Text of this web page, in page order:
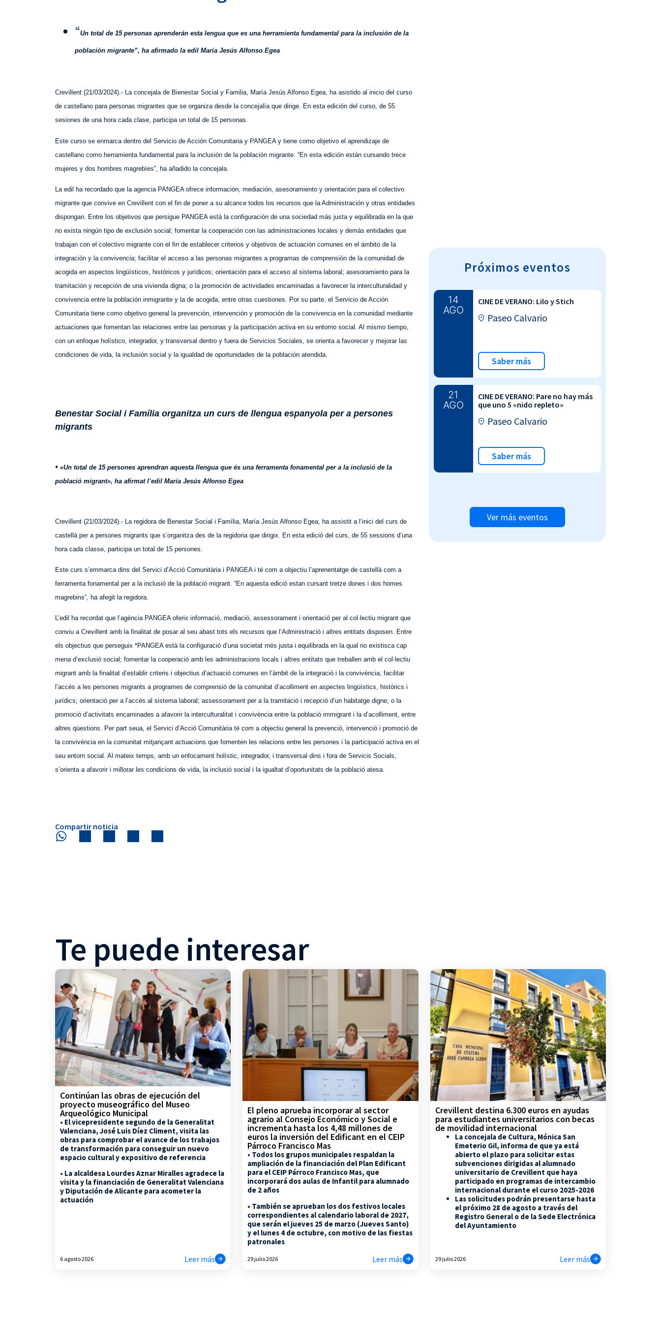
“Un total de 15 personas aprenderán esta lengua que es una herramienta fundamental para la inclusión de la
población migrante”, ha afirmado la edil María Jesús Alfonso Egea
Crevillent (21/03/2024).- La concejala de Bienestar Social y Familia, María Jesús Alfonso Egea, ha asistido al inicio del curso
de castellano para personas migrantes que se organiza desde la concejalía que dirige. En esta edición del curso, de 55
sesiones de una hora cada clase, participa un total de 15 personas.
Este curso se enmarca dentro del Servicio de Acción Comunitaria y PANGEA y tiene como objetivo el aprendizaje de
castellano como herramienta fundamental para la inclusión de la población migrante. “En esta edición están cursando trece
mujeres y dos hombres magrebíes”, ha añadido la concejala.
La edil ha recordado que la agencia PANGEA ofrece información, mediación, asesoramiento y orientación para el colectivo
migrante que convive en Crevillent con el fin de poner a su alcance todos los recursos que la Administración y otras entidades
dispongan. Entre los objetivos que persigue PANGEA está la configuración de una sociedad más justa y equilibrada en la que
no exista ningún tipo de exclusión social; fomentar la cooperación con las administraciones locales y demás entidades que
trabajan con el colectivo migrante con el fin de establecer criterios y objetivos de actuación comunes en el ámbito de la
integración y la convivencia; facilitar el acceso a las personas migrantes a programas de comprensión de la comunidad de
acogida en aspectos lingüísticos, históricos y jurídicos; orientación para el acceso al sistema laboral; asesoramiento para la
tramitación y recepción de una vivienda digna; o la promoción de actividades encaminadas a favorecer la interculturalidad y
convivencia entre la población inmigrante y la de acogida, entre otras cuestiones. Por su parte, el Servicio de Acción
Comunitaria tiene como objetivo general la prevención, intervención y promoción de la convivencia en la comunidad mediante
actuaciones que fomentan las relaciones entre las personas y la participación activa en su entorno social. Al mismo tiempo,
con un enfoque holístico, integrador, y transversal dentro y fuera de Servicios Sociales, se orienta a favorecer y mejorar las
condiciones de vida, la inclusión social y la igualdad de oportunidades de la población atendida.
Benestar Social i Família organitza un curs de llengua espanyola per a persones
migrants
• «Un total de 15 persones aprendran aquesta llengua que és una ferramenta fonamental per a la inclusió de la
població migrant», ha afirmat l’edil María Jesús Alfonso Egea
Crevillent (21/03/2024).- La regidora de Benestar Social i Família, María Jesús Alfonso Egea, ha assistit a l’inici del curs de
castellà per a persones migrants que s’organitza des de la regidoria que dirigix. En esta edició del curs, de 55 sessions d’una
hora cada classe, participa un total de 15 persones.
Este curs s’emmarca dins del Servici d’Acció Comunitària i PANGEA i té com a objectiu l’aprenentatge de castellà com a
ferramenta fonamental per a la inclusió de la població migrant. “En aquestaedició estan cursant tretze dones i dos homes
magrebins”, ha afegit la regidora.
L’edil ha recordat que l’agència PANGEA oferix informació, mediació, assessorament i orientació per al col·lectiu migrant que
conviu a Crevillent amb la finalitat de posar al seu abast tots els recursos que l’Administració i altres entitats disposen. Entre
els objectius que perseguix *PANGEA està la configuració d’una societat més justa i equilibrada en la qual no existisca cap
mena d’exclusió social; fomentar la cooperació amb les administracions locals i altres entitats que treballen amb el col·lectiu
migrant amb la finalitat d’establir criteris i objectius d’actuació comunes en l’àmbit de la integració i la convivència; facilitar
l’accés a les persones migrants a programes de comprensió de la comunitat d’acolliment en aspectes lingüístics, històrics i
jurídics; orientació per a l’accés al sistema laboral; assessorament per a la tramitació i recepció d’un habitatge digne; o la
promoció d’activitats encaminades a afavorir la interculturalitat i convivència entre la població immigrant i la d’acolliment, entre
altres qüestions. Per part seua, el Servici d’Acció Comunitària té com a objectiu general la prevenció, intervenció i promoció de
la convivència en la comunitat mitjançant actuacions que fomenten les relacions entre les persones i la participació activa en el
seu entorn social. Al mateix temps, amb un enfocament holístic, integrador, i transversal dins i fora de Servicis Socials,
s’orienta a afavorir i millorar les condicions de vida, la inclusió social i la igualtat d’oportunitats de la població atesa.
Próximos eventos
14
AGO
CINE DE VERANO: Lilo y Stich
Paseo Calvario
Saber más
21
AGO
CINE DE VERANO: Pare no hay más
que uno 5 «nido repleto»
Paseo Calvario
Saber más
Ver más eventos
Compartir noticia
Te puede interesar
Continúan las obras de ejecución del
proyecto museográfico del Museo
Arqueológico Municipal
• El vicepresidente segundo de la Generalitat
Valenciana, José Luis Díez Climent, visita las
obras para comprobar el avance de los trabajos
de transformación para conseguir un nuevo
espacio cultural y expositivo de referencia
• La alcaldesa Lourdes Aznar Miralles agradece la
visita y la financiación de Generalitat Valenciana
y Diputación de Alicante para acometer la
actuación
6 agosto 2026 Leer más
El pleno aprueba incorporar al sector
agrario al Consejo Económico y Social e
incrementa hasta los 4,48 millones de
euros la inversión del Edificant en el CEIP
Párroco Francisco Mas
• Todos los grupos municipales respaldan la
ampliación de la financiación del Plan Edificant
para el CEIP Párroco Francisco Mas, que
incorporará dos aulas de Infantil para alumnado
de 2 años
• También se aprueban los dos festivos locales
correspondientes al calendario laboral de 2027,
que serán el jueves 25 de marzo (Jueves Santo)
y el lunes 4 de octubre, con motivo de las fiestas
patronales
29 julio 2026 Leer más
Crevillent destina 6.300 euros en ayudas
para estudiantes universitarios con becas
de movilidad internacional
La concejala de Cultura, Mónica San
Emeterio Gil, informa de que ya está
abierto el plazo para solicitar estas
subvenciones dirigidas al alumnado
universitario de Crevillent que haya
participado en programas de intercambio
internacional durante el curso 2025-2026
Las solicitudes podrán presentarse hasta
el próximo 28 de agosto a través del
Registro General o de la Sede Electrónica
del Ayuntamiento
29 julio 2026 Leer más